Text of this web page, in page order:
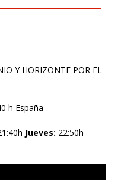
Y HORIZONTE POR EL
h España
Jueves: 22:50h